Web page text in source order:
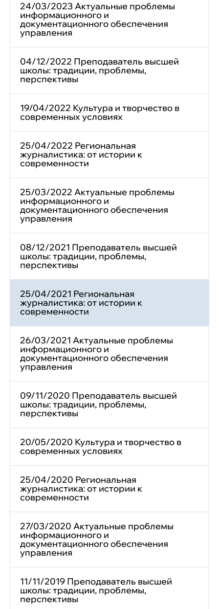
24/03/2023 Актуальные проблемы
информационного и
документационного обеспечения
управления
04/12/2022 Преподаватель высшей
школы: традиции, проблемы,
перспективы
19/04/2022 Культура и творчество в
современных условиях
25/04/2022 Региональная
журналистика: от истории к
современности
25/03/2022 Актуальные проблемы
информационного и
документационного обеспечения
управления
08/12/2021 Преподаватель высшей
школы: традиции, проблемы,
перспективы
25/04/2021 Региональная
журналистика: от истории к
современности
26/03/2021 Актуальные проблемы
информационного и
документационного обеспечения
управления
09/11/2020 Преподаватель высшей
школы: традиции, проблемы,
перспективы
20/05/2020 Культура и творчество в
современных условиях
25/04/2020 Региональная
журналистика: от истории к
современности
27/03/2020 Актуальные проблемы
информационного и
документационного обеспечения
управления
11/11/2019 Преподаватель высшей
школы: традиции, проблемы,
перспективы